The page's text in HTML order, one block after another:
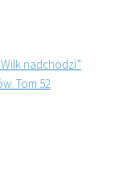
nadchodzi”
Tom 52